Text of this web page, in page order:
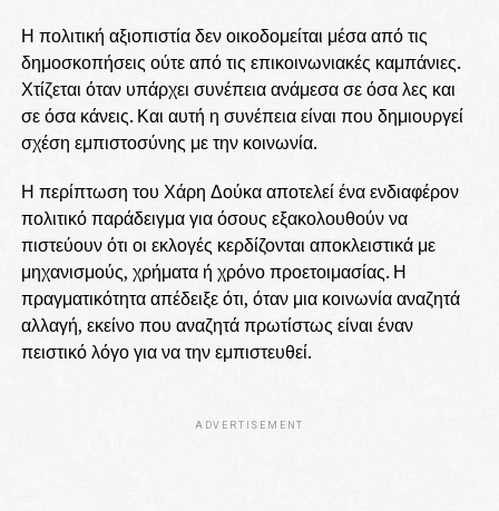
Η πολιτική αξιοπιστία δεν οικοδομείται μέσα από τις
δημοσκοπήσεις ούτε από τις επικοινωνιακές καμπάνιες.
Χτίζεται όταν υπάρχει συνέπεια ανάμεσα σε όσα λες και
σε όσα κάνεις. Και αυτή η συνέπεια είναι που δημιουργεί
σχέση εμπιστοσύνης με την κοινωνία.
Η περίπτωση του Χάρη Δούκα αποτελεί ένα ενδιαφέρον
πολιτικό παράδειγμα για όσους εξακολουθούν να
πιστεύουν ότι οι εκλογές κερδίζονται αποκλειστικά με
μηχανισμούς, χρήματα ή χρόνο προετοιμασίας. Η
πραγματικότητα απέδειξε ότι, όταν μια κοινωνία αναζητά
αλλαγή, εκείνο που αναζητά πρωτίστως είναι έναν
πειστικό λόγο για να την εμπιστευθεί.
ADVERTISEMENT